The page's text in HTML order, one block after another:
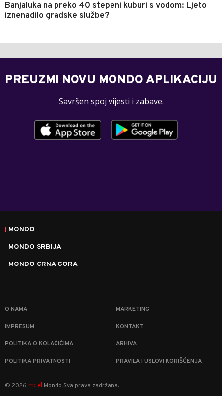
Banjaluka na preko 40 stepeni kuburi s vodom: Ljeto
iznenadilo gradske službe?
PREUZMI NOVU MONDO APLIKACIJU
Savršen spoj vijesti i zabave.
MONDO
MONDO SRBIJA
MONDO CRNA GORA
O NAMA MARKETING
IMPRESUM KONTAKT
POLITIKA O KOLAČIĆIMA ARHIVA
POLITIKA PRIVATNOSTI PRAVILA I USLOVI KORIŠĆENJA
© 2026 m:tel Mondo Sva prava zadržana.